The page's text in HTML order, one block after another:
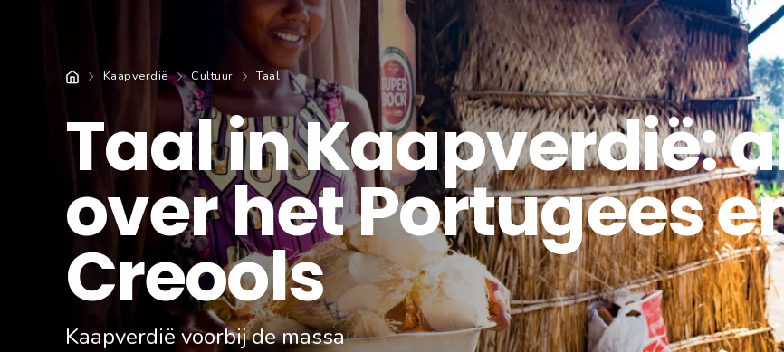
Kaapverdië Cultuur Taal
Taal in Kaapverdië:
over het Portugees
Creools
Kaapverdië voorbij de massa